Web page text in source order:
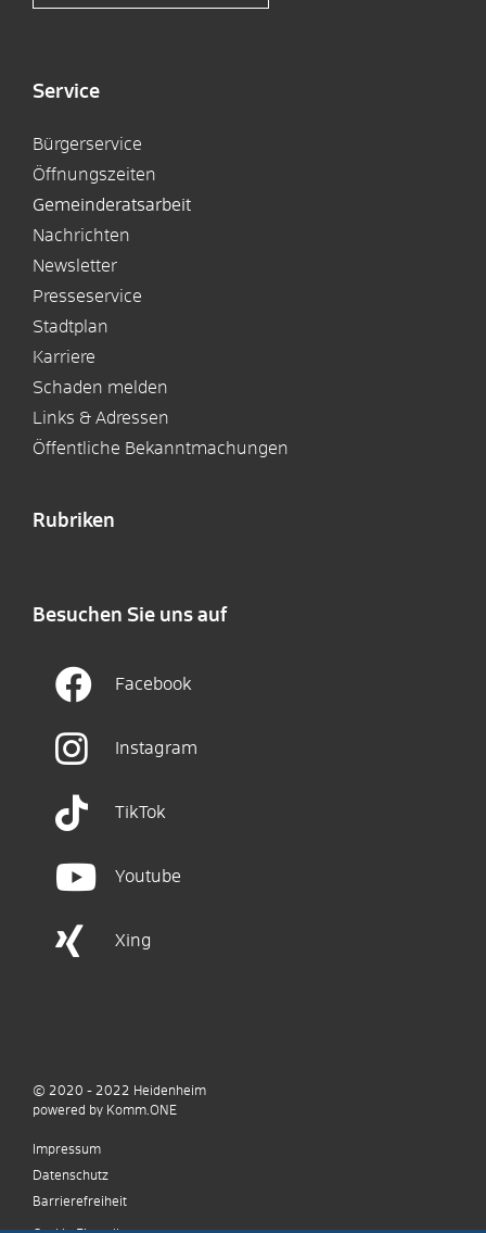
Service
Bürgerservice
Öffnungszeiten
Gemeinderatsarbeit
Nachrichten
Newsletter
Presseservice
Stadtplan
Karriere
Schaden melden
Links & Adressen
Öffentliche Bekanntmachungen
Rubriken
Besuchen Sie uns auf
Facebook
Instagram
TikTok
Youtube
Xing
© 2020 - 2022 Heidenheim
powered by Komm.ONE
Impressum
Datenschutz
Barrierefreiheit